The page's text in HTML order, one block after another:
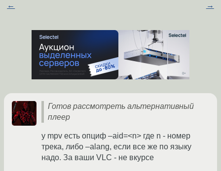
← →
Готов рассмотреть альтернативный
плеер
у mpv есть опциф –aid=<n> где n - номер
трека, либо –alang, если все же по языку
надо. За ваши VLC - не вкурсе